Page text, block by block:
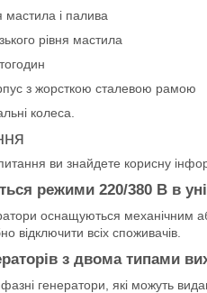
мастила і палива
рівня мастила
з жорсткою сталевою рамою
колеса.
ви знайдете корисну
режими 220/380 В в
оснащуються
відключити всіх споживачів.
з двома типами
генератори, які можуть